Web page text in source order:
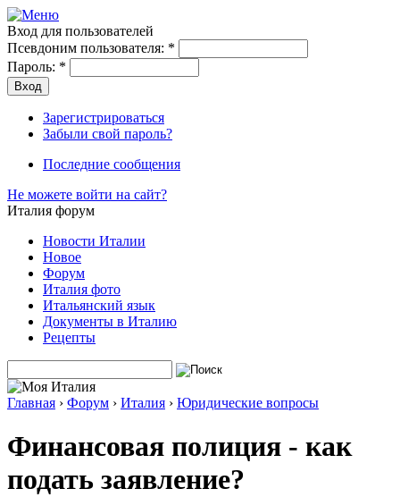
Вход для пользователей
Псевдоним пользователя: *
Пароль: *
Зарегистрироваться
Забыли свой пароль?
Последние сообщения
Не можете войти на сайт?
Италия форум
Новости Италии
Новое
Форум
Италия фото
Итальянский язык
Документы в Италию
Рецепты
Главная › Форум › Италия › Юридические вопросы
Финансовая полиция - как
подать заявление?